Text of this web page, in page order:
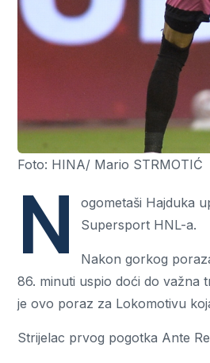
Foto: HINA/ Mario STRMOTIĆ
N
ogometaši Hajduka
Supersport HNL-a.
Nakon gorkog
86. minuti uspio doći do važna
je ovo poraz za Lokomotivu
Strijelac prvog pogotka Ante